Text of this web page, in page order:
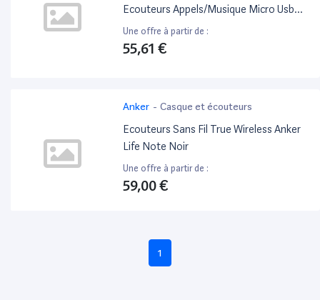
Ecouteurs Appels/Musique Micro Usb
Bluetooth Noir - Très Bon État
Une offre à partir de :
55,61 €
Anker - Casque et écouteurs
Ecouteurs Sans Fil True Wireless Anker
Life Note Noir
Une offre à partir de :
59,00 €
1